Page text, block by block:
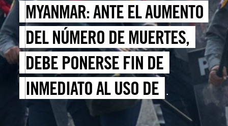
MYANMAR: ANTE EL AUMENTO
DEL NÚMERO DE MUERTES,
DEBE PONERSE FIN DE
INMEDIATO AL USO DE
MEDIOS LETALES